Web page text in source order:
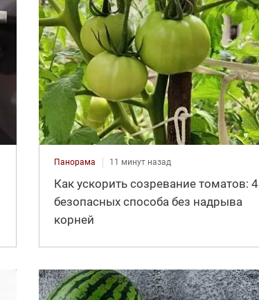
Панорама 11 минут назад
Как ускорить созревание томатов: 4
безопасных способа без надрыва
корней